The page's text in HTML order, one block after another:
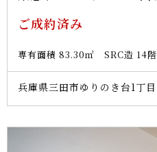
ご成約済み
専有面積 83.30㎡ SRC造 14
兵庫県三田市ゆりのき台1丁目